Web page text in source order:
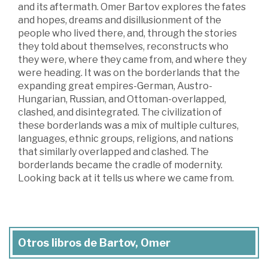
and its aftermath. Omer Bartov explores the fates
and hopes, dreams and disillusionment of the
people who lived there, and, through the stories
they told about themselves, reconstructs who
they were, where they came from, and where they
were heading. It was on the borderlands that the
expanding great empires-German, Austro-
Hungarian, Russian, and Ottoman-overlapped,
clashed, and disintegrated. The civilization of
these borderlands was a mix of multiple cultures,
languages, ethnic groups, religions, and nations
that similarly overlapped and clashed. The
borderlands became the cradle of modernity.
Looking back at it tells us where we came from.
Otros libros de Bartov, Omer